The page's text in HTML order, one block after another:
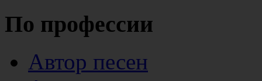
По профессии
Автор песен